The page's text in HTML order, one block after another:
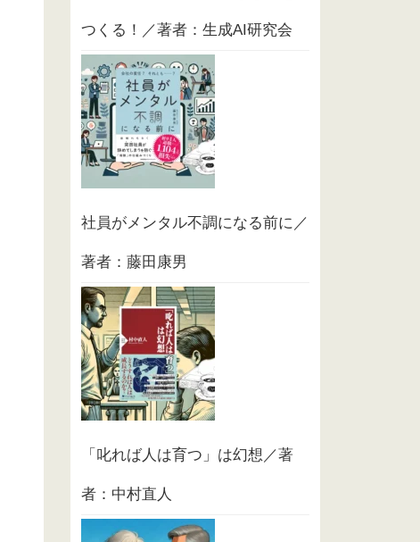
つくる！／著者：生成AI研究会
社員がメンタル不調になる前に／
著者：藤田康男
「叱れば人は育つ」は幻想／著
者：中村直人